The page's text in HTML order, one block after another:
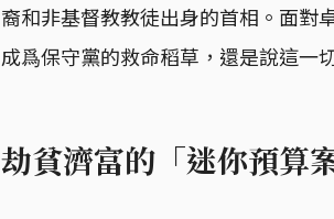
裔和非基督教教徒出身的首相。面對
成爲保守黨的救命稻草，還是說這一
劫貧濟富的「迷你預算案